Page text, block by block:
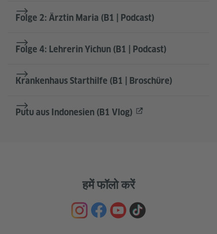
Folge 2: Ärztin Maria (B1 | Podcast)
Folge 4: Lehrerin Yichun (B1 | Podcast)
Krankenhaus Starthilfe (B1 | Broschüre)
Putu aus Indonesien (B1 Vlog)
हमें फॉलो करें